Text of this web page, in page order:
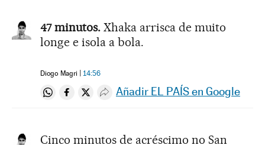
47 minutos. Xhaka arrisca de muito
longe e isola a bola.
Diogo Magri 14:56
Compartir en Whatsapp
Compartir en Facebook
Compartir en Twitter
Desplegar Redes Sociales
Añadir EL PAÍS en Google
Cinco minutos de acréscimo no San